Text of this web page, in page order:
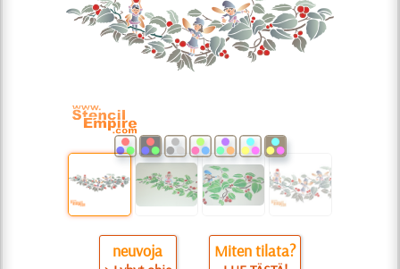
neuvoja Miten tilata?